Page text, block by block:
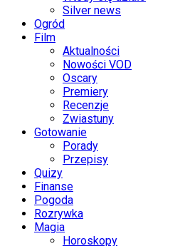
Silver news
Ogród
Film
Aktualności
Nowości VOD
Oscary
Premiery
Recenzje
Zwiastuny
Gotowanie
Porady
Przepisy
Quizy
Finanse
Pogoda
Rozrywka
Magia
Horoskopy